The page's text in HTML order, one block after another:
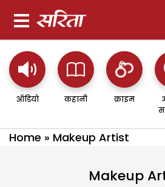
ऑडियो कहानी क्राइम
Home » Makeup Artist
Makeup